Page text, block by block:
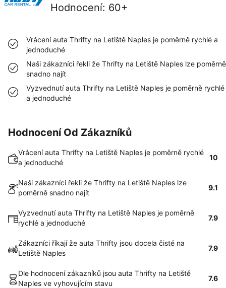
Hodnocení: 60+
Vrácení auta Thrifty na Letiště Naples je poměrně rychlé a
jednoduché
Naši zákazníci řekli že Thrifty na Letiště Naples lze poměrně
snadno najít
Vyzvednutí auta Thrifty na Letiště Naples je poměrně rychlé
a jednoduché
Hodnocení Od Zákazníků
Vrácení auta Thrifty na Letiště Naples je poměrně rychlé
a jednoduché
10
Naši zákazníci řekli že Thrifty na Letiště Naples lze
poměrně snadno najít
9.1
Vyzvednutí auta Thrifty na Letiště Naples je poměrně
rychlé a jednoduché
7.9
Zákazníci říkají že auta Thrifty jsou docela čisté na
Letiště Naples
7.9
Dle hodnocení zákazníků jsou auta Thrifty na Letiště
Naples ve vyhovujícím stavu
7.6